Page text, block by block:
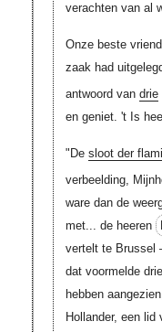
verachten van al
Onze beste vriend
zaak had
antwoord van drie
en geniet. 't Is
"De sloot der
verbeelding,
ware dan de
met... de heeren
vertelt te
dat voormelde
hebben
Hollander, een